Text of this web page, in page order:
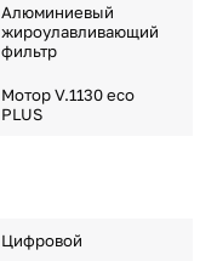
Алюминиевый
жироулавливающий
фильтр
Мотор V.1130 eco
PLUS
Цифровой